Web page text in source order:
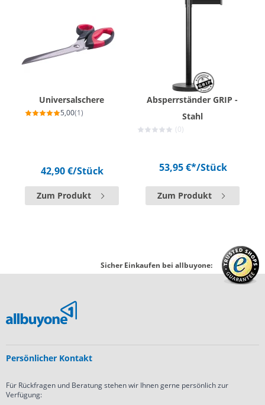
Universalschere
5,00(1)
42,90 €/Stück
Zum Produkt
Absperrständer GRIP -
Stahl
(0)
53,95 €*/Stück
Zum Produkt
Sicher Einkaufen bei allbuyone:
Persönlicher Kontakt
Für Rückfragen und Beratung stehen wir Ihnen gerne persönlich zur
Verfügung: